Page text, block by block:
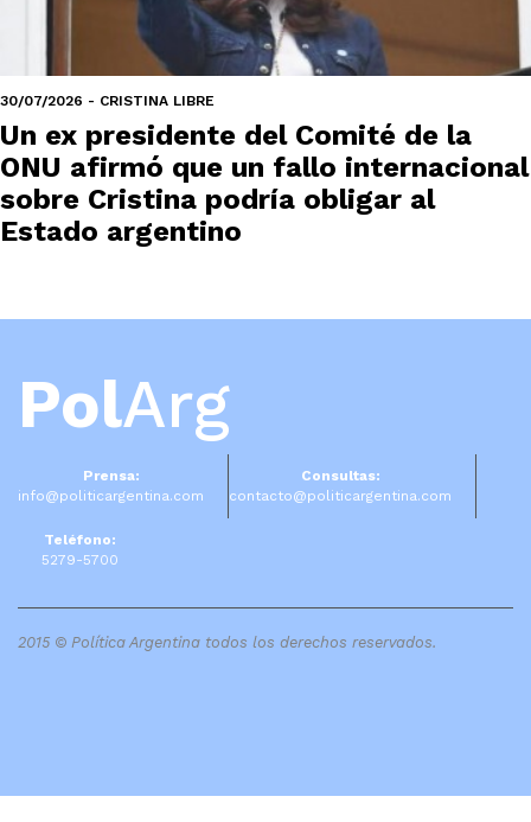
30/07/2026 - CRISTINA LIBRE
Un ex presidente del Comité de la
ONU afirmó que un fallo internacional
sobre Cristina podría obligar al
Estado argentino
PolArg
Prensa:
info@politicargentina.com
Consultas:
contacto@politicargentina.com
Teléfono:
5279-5700
2015 © Política Argentina todos los derechos reservados.